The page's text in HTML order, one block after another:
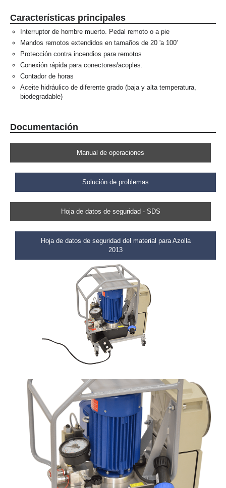
Características principales
Interruptor de hombre muerto. Pedal remoto o a pie
Mandos remotos extendidos en tamaños de 20 'a 100'
Protección contra incendios para remotos
Conexión rápida para conectores/acoples.
Contador de horas
Aceite hidráulico de diferente grado (baja y alta temperatura,
biodegradable)
Documentación
Manual de operaciones
Solución de problemas
Hoja de datos de seguridad - SDS
Hoja de datos de seguridad del material para Azolla
2013